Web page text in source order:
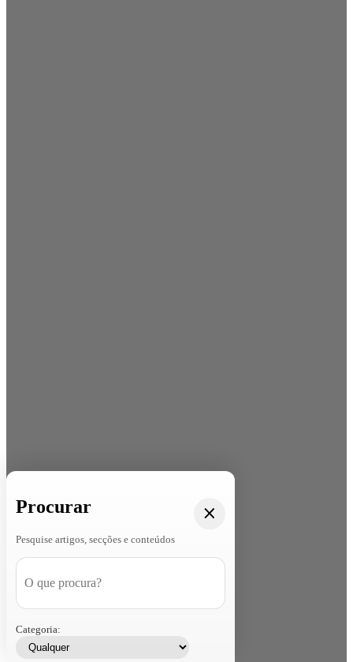
Procurar
Pesquise artigos, secções e conteúdos
Categoria: